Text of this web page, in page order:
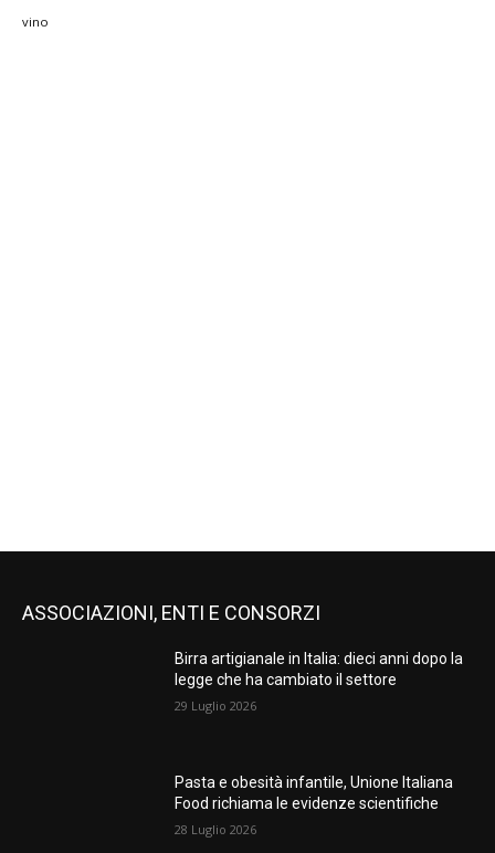
vino
ASSOCIAZIONI, ENTI E CONSORZI
Birra artigianale in Italia: dieci anni dopo la
legge che ha cambiato il settore
29 Luglio 2026
Pasta e obesità infantile, Unione Italiana
Food richiama le evidenze scientifiche
28 Luglio 2026